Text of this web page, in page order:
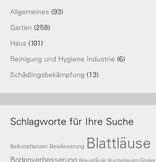
Allgemeines (93)
Garten (258)
Haus (101)
Reinigung und Hygiene Industrie (6)
Schädlingsbekämpfung (13)
Schlagworte für Ihre Suche
Balkonpflanzen Bewässerung Blattläuse
Bodenverbesserung Braunfäule Buchsbaumzünsler